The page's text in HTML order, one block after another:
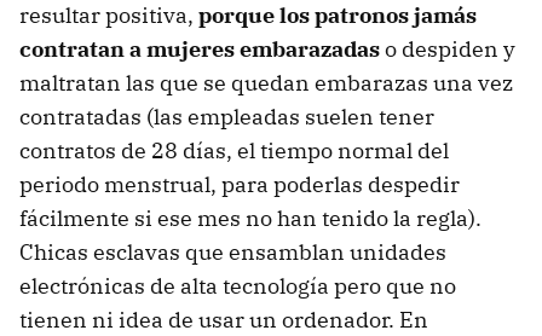
resultar positiva, porque los patronos jamás
contratan a mujeres embarazadaso despiden y
maltratan las que se quedan embarazas una vez
contratadas (las empleadas suelen tener
contratos de 28 días, el tiempo normal del
periodo menstrual, para poderlas despedir
fácilmente si ese mes no han tenido la regla).
Chicas esclavas que ensamblan unidades
electrónicas de alta tecnología pero que no
tienen ni idea de usar un ordenador. En